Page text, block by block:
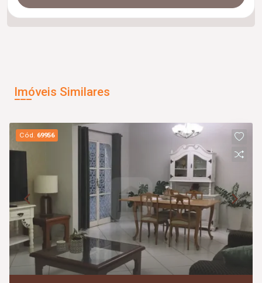
Imóveis Similares
Cód. 69956